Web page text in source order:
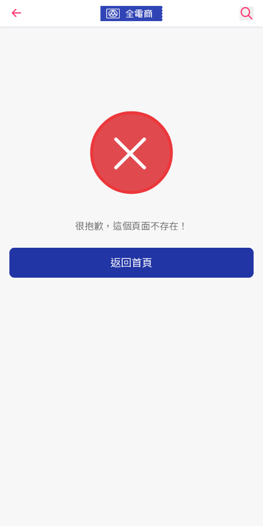
很抱歉，這個頁面不存在！
返回首頁